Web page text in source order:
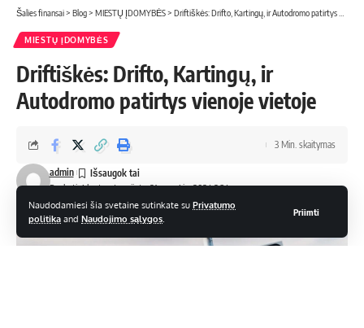
Naudodamiesi šia svetaine sutinkate su Privatumo
politika and Naudojimo sąlygos
Priimti
Šalies finansai> Blog> MIESTŲ ĮDOMYBĖS> Driftiškės: Drifto, Kartingų, ir Autodromo patirtys vienoje vietoje
MIESTŲ ĮDOMYBĖS
Driftiškės: Drifto, Kartingų, ir
Autodromo patirtys vienoje vietoje
Paskutinį kartą atnaujinta: 21 rugsėjo, 2024 2:34 pm
admin
3 Min. skaitymas